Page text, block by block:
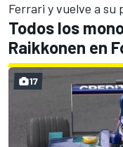
Ferrari y vuelve a su
Todos los
Raikkonen en
17